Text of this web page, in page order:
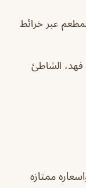
عبر خرائط
فهد، الشاطئ
ممتازه